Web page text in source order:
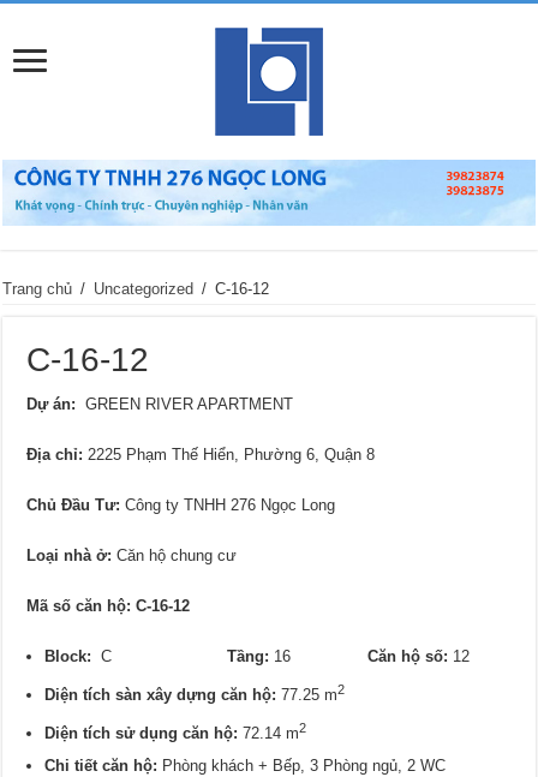
Trang chủ / Uncategorized / C-16-12
C-16-12
Dự án: GREEN RIVER APARTMENT
Địa chỉ: 2225 Phạm Thế Hiển, Phường 6, Quận 8
Chủ Đầu Tư: Công ty TNHH 276 Ngọc Long
Loại nhà ở: Căn hộ chung cư
Mã số căn hộ: C-16-12
Block: CTầng: 16Căn hộ số: 12
Diện tích sàn xây dựng căn hộ:77.25 m2
Diện tích sử dụng căn hộ: 72.14 m2
Chi tiết căn hộ: Phòng khách + Bếp, 3 Phòng ngủ, 2 WC